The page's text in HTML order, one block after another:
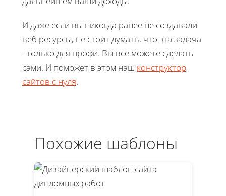
И даже если вы никогда ранее не создавали
веб ресурсы, не стоит думать, что эта задача
- только для профи. Вы все можете сделать
сами. И поможет в этом наш конструктор
сайтов с нуля.
Похожие шаблоны